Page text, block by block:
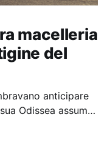
macelleria
del
anticipare
Odissea assume